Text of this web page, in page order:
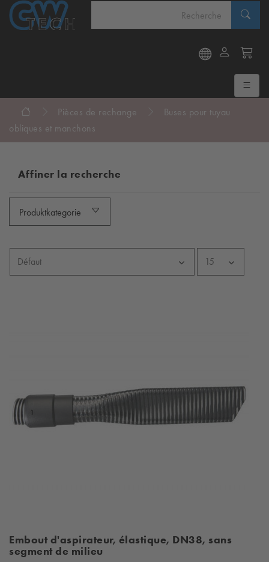
Pièces de rechange
Buses pour tuyau
obliques et manchons
Affiner la recherche
Produktkategorie
Embout d'aspirateur, élastique, DN38, sans
segment de milieu